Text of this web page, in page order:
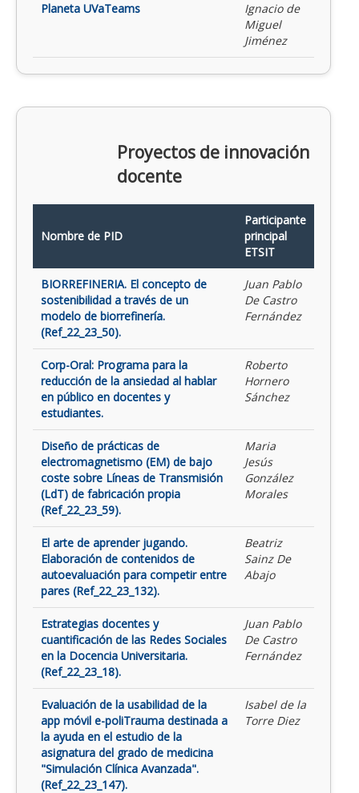
Planeta UVaTeams
Ignacio de
Miguel
Jiménez
Proyectos de innovación
docente
Nombre de PID
Participante
principal
ETSIT
BIORREFINERIA. El concepto de
sostenibilidad a través de un
modelo de biorrefinería.
(Ref_22_23_50).
Juan Pablo
De Castro
Fernández
Corp-Oral: Programa para la
reducción de la ansiedad al hablar
en público en docentes y
estudiantes.
Roberto
Hornero
Sánchez
Diseño de prácticas de
electromagnetismo (EM) de bajo
coste sobre Líneas de Transmisión
(LdT) de fabricación propia
(Ref_22_23_59).
Maria
Jesús
González
Morales
El arte de aprender jugando.
Elaboración de contenidos de
autoevaluación para competir entre
pares (Ref_22_23_132).
Beatriz
Sainz De
Abajo
Estrategias docentes y
cuantificación de las Redes Sociales
en la Docencia Universitaria.
(Ref_22_23_18).
Juan Pablo
De Castro
Fernández
Evaluación de la usabilidad de la
app móvil e-poliTrauma destinada a
la ayuda en el estudio de la
asignatura del grado de medicina
"Simulación Clínica Avanzada".
(Ref_22_23_147).
Isabel de la
Torre Diez